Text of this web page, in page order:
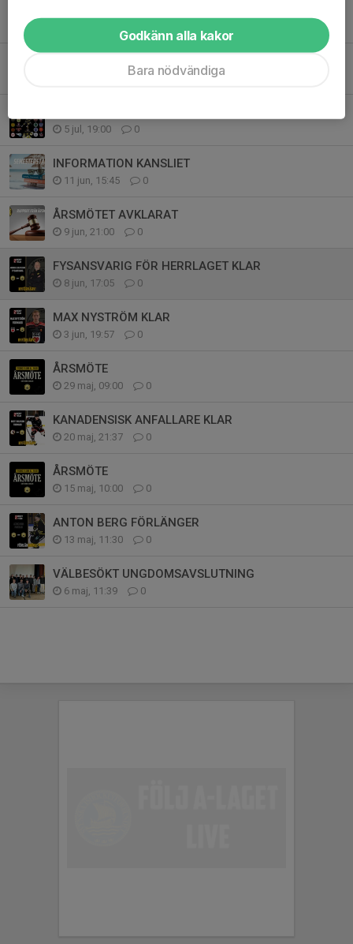
0
5 jul, 19:00 0
INFORMATION KANSLIET
11 jun, 15:45 0
ÅRSMÖTET AVKLARAT
9 jun, 21:00 0
FYSANSVARIG FÖR HERRLAGET KLAR
8 jun, 17:05 0
MAX NYSTRÖM KLAR
3 jun, 19:57 0
ÅRSMÖTE
29 maj, 09:00 0
KANADENSISK ANFALLARE KLAR
20 maj, 21:37 0
ÅRSMÖTE
15 maj, 10:00 0
ANTON BERG FÖRLÄNGER
13 maj, 11:30 0
VÄLBESÖKT UNGDOMSAVSLUTNING
6 maj, 11:39 0
Godkänn alla kakor
Bara nödvändiga